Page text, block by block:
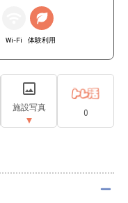
Wi-Fi 体験利用
施設写真 0